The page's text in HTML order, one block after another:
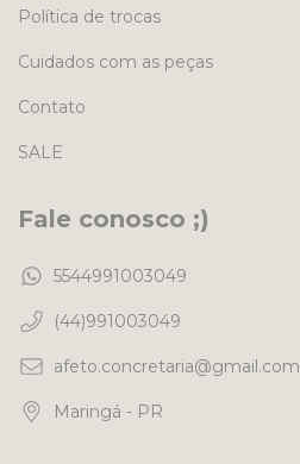
Política de trocas
Cuidados com as peças
Contato
SALE
Fale conosco ;)
5544991003049
(44)991003049
afeto.concretaria@gmail.com
Maringá - PR